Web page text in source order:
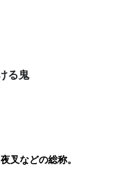
る鬼
叉などの総称。